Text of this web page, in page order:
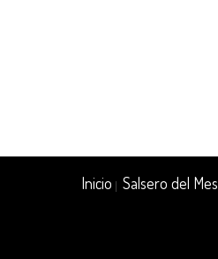
Inicio |Salsero del Mes